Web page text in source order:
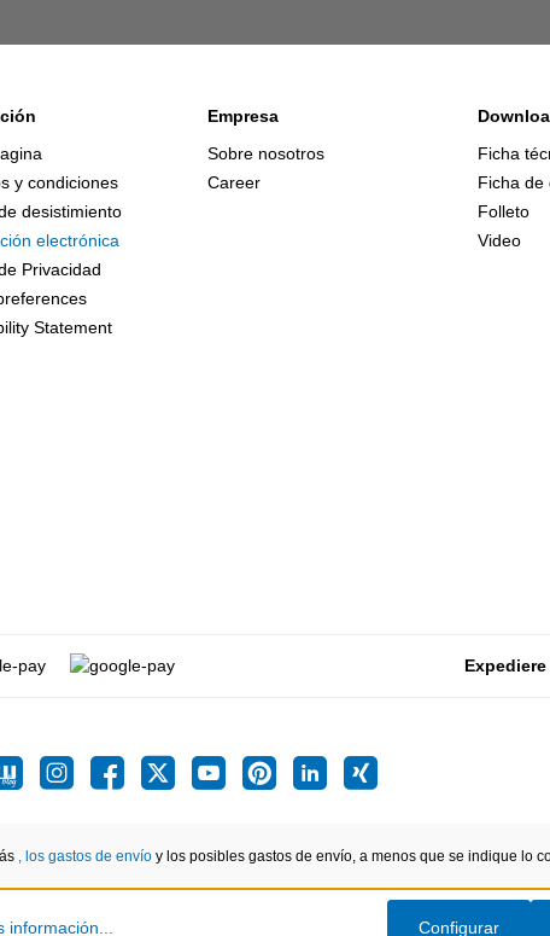
y condiciones
desistimiento
electrónica
Privacidad
Statement
Empresa
Sobre nosotros
Career
Ficha
Ficha de
Folleto
Video
, los gastos de envíoy los posibles gastos de envío, a menos que se indique lo
información... Configurar